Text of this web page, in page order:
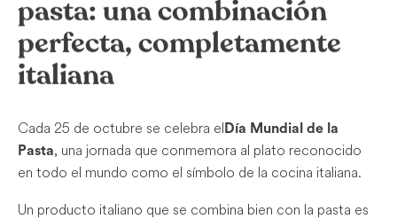
pasta: una combinación
perfecta, completamente
italiana
Cada 25 de octubre se celebra el Día Mundial de la
Pasta, una jornada que conmemora al plato reconocido
en todo el mundo como el símbolo de la cocina italiana.
Un producto italiano que se combina bien con la pasta es